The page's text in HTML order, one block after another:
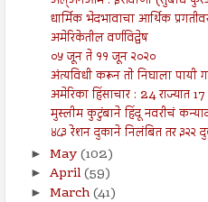
धार्मिक भेदभावाचा आर्थिक
अमेरिकेतील वर्णविद्वेष
०५ जून ते ११ जून २०२०
अंत्यविधी करून तो निघाला पायी
अमेरिका हिंसाचार : 24 राज्यात 17
मुस्लीम कुटुंबाने हिंदू नवरीचं
४८३ रेशन दुकाने निलंबित तर ३२२
► May(102)
► April(59)
► March(41)